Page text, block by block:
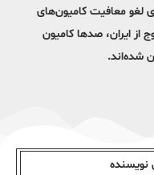
لغو معافیت کامیون‌های
از ایران، صدها کامیون
شده‌اند.
نویسندە